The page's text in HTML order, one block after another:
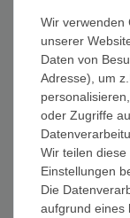
Wichtige
FAQ Funkuhren
Wasserdichtheit
Zahlung
Versand
Wir verwenden
unserer
Daten von
Adresse), um
oder Zugriffe
Wir teilen
Einstellungen
Die
aufgrund eines